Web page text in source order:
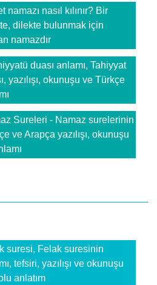
namazı nasıl kılınır? Bir
dilekte bulunmak için
namazdır
duası anlamı, Tahiyyat
yazılışı, okunuşu ve Türkçe
Sureleri - Namaz surelerinin
ve Arapça yazılışı, okunuşu
suresi, Felak suresinin
tefsiri, yazılışı ve okunuşu
anlatım